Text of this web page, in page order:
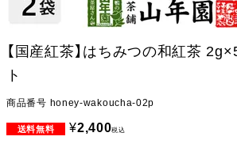
【国産紅茶】はちみつの和紅茶
ト
商品番号 honey-wakoucha-02p
¥2,400税込